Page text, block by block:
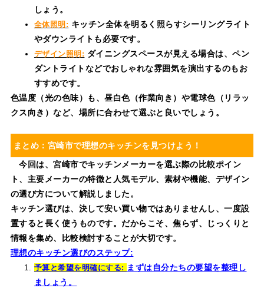
しょう。
全体照明: キッチン全体を明るく照らすシーリングライト
やダウンライトも必要です。
デザイン照明: ダイニングスペースが見える場合は、ペン
ダントライトなどでおしゃれな雰囲気を演出するのもお
すすめです。
色温度（光の色味）も、昼白色（作業向き）や電球色（リラッ
クス向き）など、場所に合わせて選ぶと良いでしょう。
まとめ：宮崎市で理想のキッチンを見つけよう！
今回は、宮崎市でキッチンメーカーを選ぶ際の比較ポイン
ト、主要メーカーの特徴と人気モデル、素材や機能、デザイン
の選び方について解説しました。
キッチン選びは、決して安い買い物ではありませんし、一度設
置すると長く使うものです。だからこそ、焦らず、じっくりと
情報を集め、比較検討することが大切です。
理想のキッチン選びのステップ:
予算と希望を明確にする: まずは自分たちの要望を整理し
ましょう。